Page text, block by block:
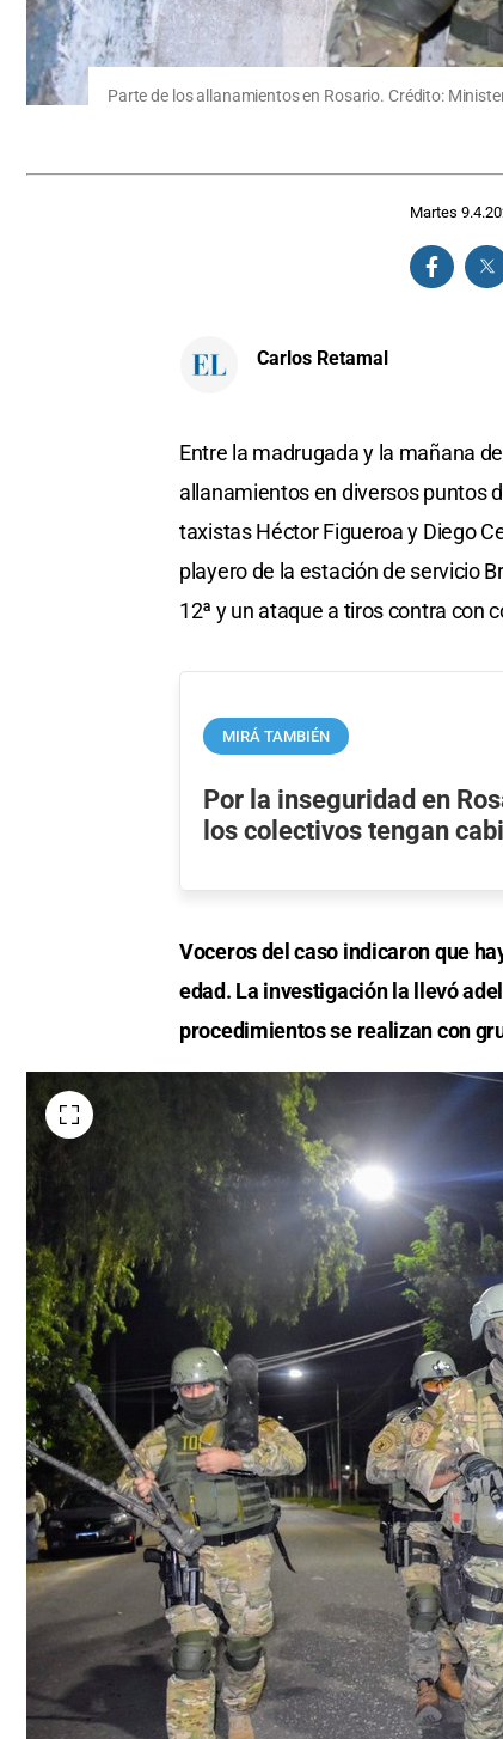
Parte de los allanamientos en Rosario. Crédito:
Martes
Carlos Retamal
Entre la madrugada y la mañana
allanamientos en diversos puntos
taxistas Héctor Figueroa y Diego
playero de la estación de servicio
12ª y un ataque a tiros contra con
MIRÁ TAMBIÉN
Por la inseguridad en
los colectivos tengan
Voceros del caso indicaron que
edad. La investigación la llevó
procedimientos se realizan con